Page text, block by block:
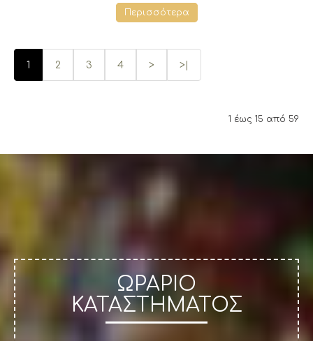
Περισσότερα
1 2 3 4 > >|
1 έως 15 από 59
ΩΡΑΡΙΟ
ΚΑΤΑΣΤΗΜΑΤΟΣ